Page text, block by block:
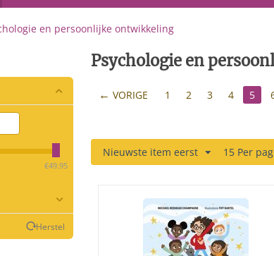
en persoonlijke ontwikkeling
‎€49.95
Herstel
Psychologie en
VORIGE 1 2 3 4 5
Nieuwste item eerst 15 Per